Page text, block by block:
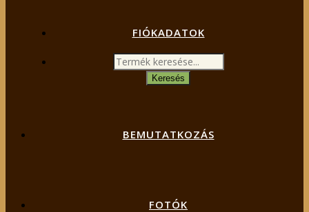
FIÓKADATOK
Products
search
Keresés
BEMUTATKOZÁS
FOTÓK